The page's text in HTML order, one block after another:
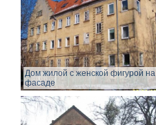
Дом жилой с женской фигурой на
фасаде